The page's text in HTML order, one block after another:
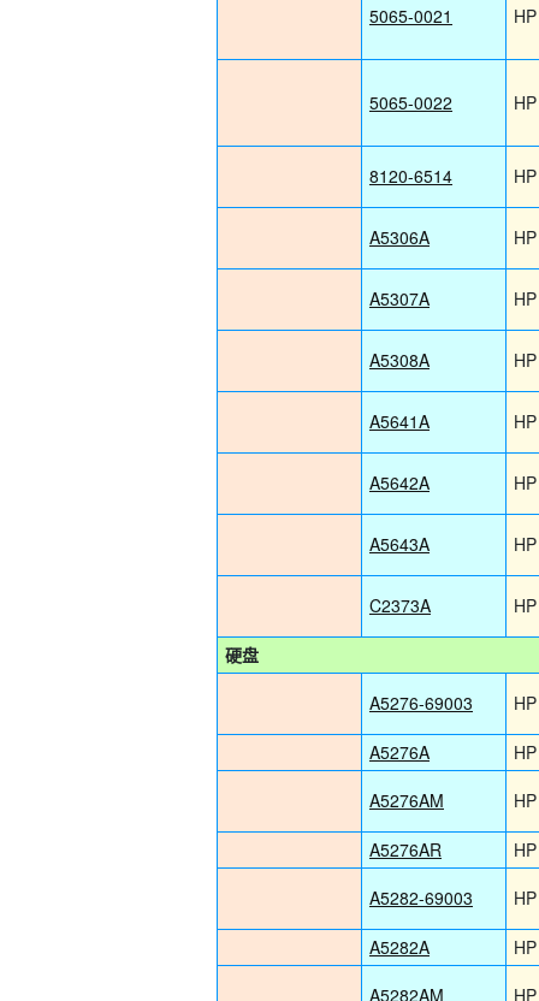
5065-0021 HP
5065-0022 HP
8120-6514 HP
A5306A HP
A5307A HP
A5308A HP
A5641A HP
A5642A HP
A5643A HP
C2373A HP
硬盘
A5276-69003
HP
A5276A
HP
A5276AM
HP
A5276AR
HP
A5282-69003
HP
A5282A
HP
A5282AM
HP